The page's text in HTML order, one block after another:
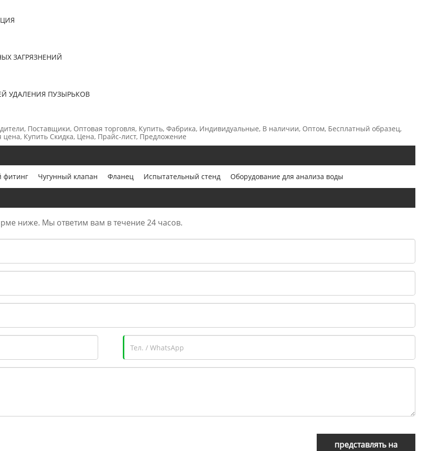
ЗАГРЯЗНЕНИЙ
УДАЛЕНИЯ ПУЗЫРЬКОВ
Поставщики, Оптовая торговля, Купить, Фабрика, Индивидуальные, В наличии, Оптом, Бесплатный образец,
Купить Скидка, Цена, Прайс-лист, Предложение
фитинг Чугунный клапан Фланец Испытательный стенд Оборудование для анализа воды
ниже. Мы ответим вам в течение 24 часов.
представлять на